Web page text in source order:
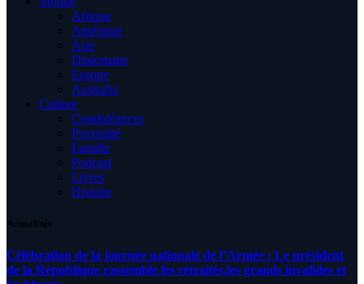
Afrique
Amérique
Asie
Diplomatie
Europe
Australia
Culture
Condoléances
Proximité
Famille
Podcast
Livres
Histoire
Actualités
Célébration de la journée nationale de l’Armée : Le président
de la République rassemble les retraités,les grands invalides et